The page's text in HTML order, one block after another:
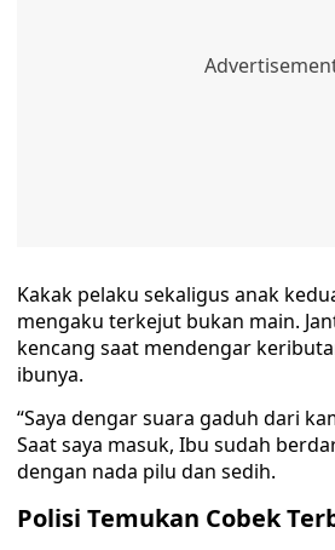
Kakak pelaku sekaligus anak
mengaku terkejut bukan main.
kencang saat mendengar
ibunya.
“Saya dengar suara gaduh dari
Saat saya masuk, Ibu sudah
dengan nada pilu dan sedih.
Polisi Temukan Cobek